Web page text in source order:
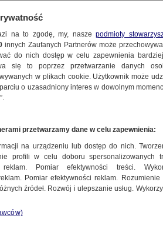
samochodów pochłonął lej
w Narodowym Muzeum
Green (Kentucky) w USA.
na to zgodę, my, naszepodmioty
innych Zaufanych Partnerów może
do nich dostęp w celu zapewnienia
się to poprzez przetwarzanie danych
w plikach cookie. Użytkownik może
o uzasadniony interes w dowolnym
przetwarzamy dane w celu zapewnienia:
na urządzeniu lub dostęp do nich.
profili w celu doboru spersonalizowanych
reklam. Pomiar efektywności treści.
Pomiar efektywności reklam.
źródeł. Rozwój i ulepszanie usług.